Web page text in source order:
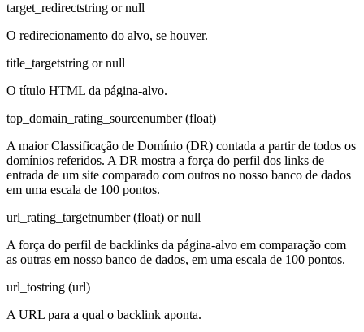
target_redirectstring or null
O redirecionamento do alvo, se houver.
title_targetstring or null
O título HTML da página-alvo.
top_domain_rating_sourcenumber (float)
A maior Classificação de Domínio (DR) contada a partir de todos os
domínios referidos. A DR mostra a força do perfil dos links de
entrada de um site comparado com outros no nosso banco de dados
em uma escala de 100 pontos.
url_rating_targetnumber (float) or null
A força do perfil de backlinks da página-alvo em comparação com
as outras em nosso banco de dados, em uma escala de 100 pontos.
url_tostring (url)
A URL para a qual o backlink aponta.